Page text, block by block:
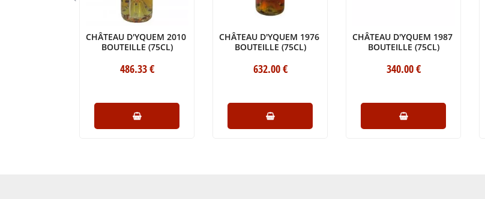
CHÂTEAU D'YQUEM 2010
BOUTEILLE (75CL)
486.33€
CHÂTEAU D'YQUEM 1976
BOUTEILLE (75CL)
632.00€
CHÂTEAU D'YQUEM 1987
BOUTEILLE (75CL)
340.00€